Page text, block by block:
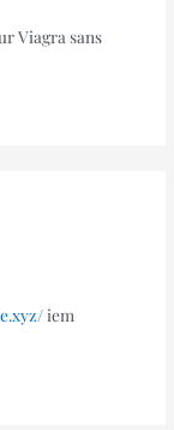
Viagra sans
iem